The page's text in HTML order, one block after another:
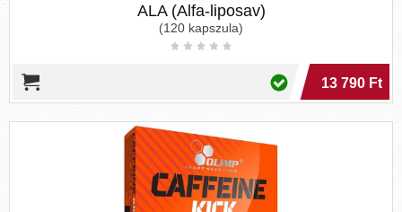
ALA (Alfa-liposav)
(120 kapszula)
13 790 Ft